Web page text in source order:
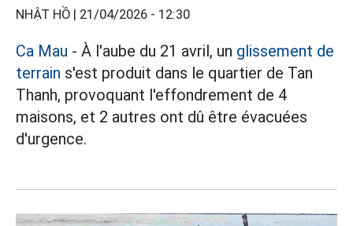
NHẬT HỒ | 21/04/2026 - 12:30
Ca Mau - À l'aube du 21 avril, un glissement de
terrain s'est produit dans le quartier de Tan
Thanh, provoquant l'effondrement de 4
maisons, et 2 autres ont dû être évacuées
d'urgence.